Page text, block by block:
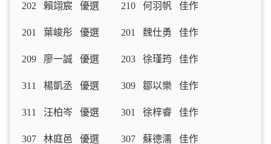
202 賴翊宸 優選 210 何羽帆 佳作
201 葉峻彤 優選 201 魏仕勇 佳作
209 廖一誠 優選 203 徐瑾筠 佳作
311 楊凱丞 優選 309 鄒以樂 佳作
311 汪柏岑 優選 301 徐梓睿 佳作
307 林庭邑 優選 307 蘇德濡 佳作